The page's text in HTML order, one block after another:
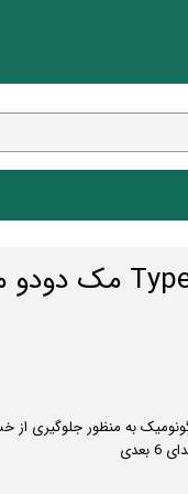
پاوربانک
به منظور جلوگیری از